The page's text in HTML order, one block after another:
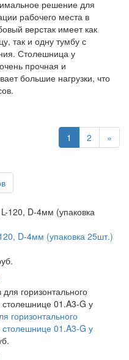
решение для
рабочего места в
верстак имеет как
так и одну тумбу с
Столешница у
прочная и
большие нагрузки, что
1
2 »
D-4мм (упаковка 25шт.)
горизонтального
01.A3-G у